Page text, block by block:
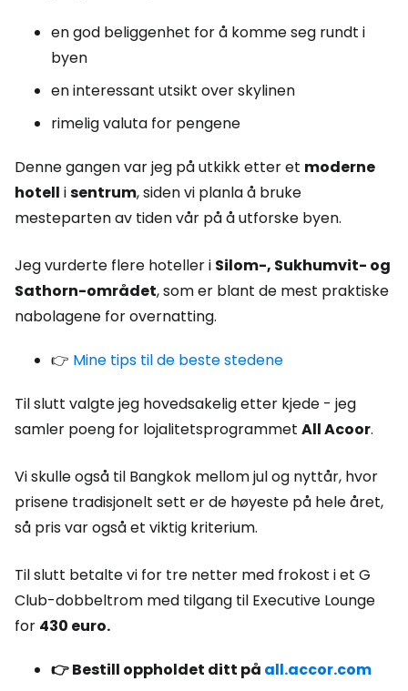
en god beliggenhet for å komme seg rundt i
byen
en interessant utsikt over skylinen
rimelig valuta for pengene
Denne gangen var jeg på utkikk etter et moderne
hotell isentrum, siden vi planla å bruke
mesteparten av tiden vår på å utforske byen.
Jeg vurderte flere hoteller i Silom-, Sukhumvit- og
Sathorn-området, som er blant de mest praktiske
nabolagene for overnatting.
👉 Mine tips til de beste stedene
Til slutt valgte jeg hovedsakelig etter kjede - jeg
samler poeng for lojalitetsprogrammet All Acoor.
Vi skulle også til Bangkok mellom jul og nyttår, hvor
prisene tradisjonelt sett er de høyeste på hele året,
så pris var også et viktig kriterium.
Til slutt betalte vi for tre netter med frokost i et G
Club-dobbeltrom med tilgang til Executive Lounge
for 430 euro.
👉 Bestill oppholdet ditt på all.accor.com